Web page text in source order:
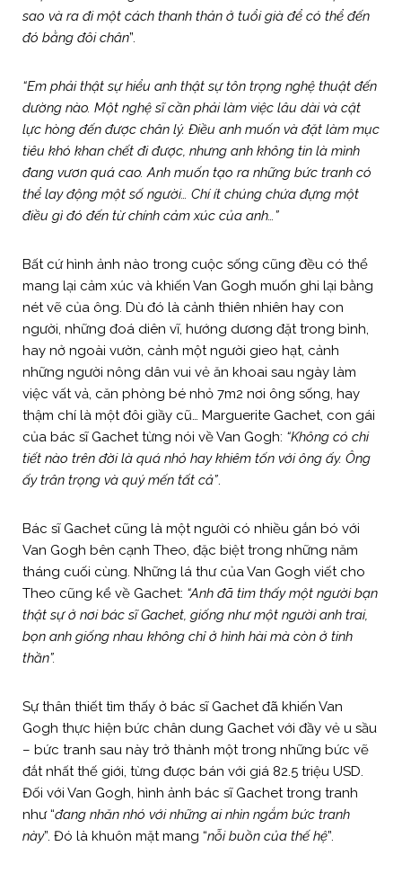
sao và ra đi một cách thanh thản ở tuổi già để có thể đến
đó bằng đôi chân”.
“Em phải thật sự hiểu anh thật sự tôn trọng nghệ thuật đến
dường nào. Một nghệ sĩ cần phải làm việc lâu dài và cật
lực hòng đến được chân lý. Điều anh muốn và đặt làm mục
tiêu khó khan chết đi được, nhưng anh không tin là mình
đang vươn quá cao. Anh muốn tạo ra những bức tranh có
thể lay động một số người… Chí ít chúng chứa đựng một
điều gì đó đến từ chính cảm xúc của anh…”
Bất cứ hình ảnh nào trong cuộc sống cũng đều có thể
mang lại cảm xúc và khiến Van Gogh muốn ghi lại bằng
nét vẽ của ông. Dù đó là cảnh thiên nhiên hay con
người, những đoá diên vĩ, hướng dương đặt trong bình,
hay nở ngoài vườn, cảnh một người gieo hạt, cảnh
những người nông dân vui vẻ ăn khoai sau ngày làm
việc vất vả, căn phòng bé nhỏ 7m2 nơi ông sống, hay
thậm chí là một đôi giầy cũ… Marguerite Gachet, con gái
của bác sĩ Gachet từng nói về Van Gogh: “Không có chi
tiết nào trên đời là quá nhỏ hay khiêm tốn với ông ấy. Ông
ấy trân trọng và quý mến tất cả”.
Bác sĩ Gachet cũng là một người có nhiều gắn bó với
Van Gogh bên cạnh Theo, đặc biệt trong những năm
tháng cuối cùng. Những lá thư của Van Gogh viết cho
Theo cũng kể về Gachet: “Anh đã tìm thấy một người bạn
thật sự ở nơi bác sĩ Gachet, giống như một người anh trai,
bọn anh giống nhau không chỉ ở hình hài mà còn ở tinh
thần”.
Sự thân thiết tìm thấy ở bác sĩ Gachet đã khiến Van
Gogh thực hiện bức chân dung Gachet với đầy vẻ u sầu
– bức tranh sau này trở thành một trong những bức vẽ
đắt nhất thế giới, từng được bán với giá 82.5 triệu USD.
Đối với Van Gogh, hình ảnh bác sĩ Gachet trong tranh
như “đang nhăn nhó với những ai nhìn ngắm bức tranh
này”. Đó là khuôn mặt mang “nỗi buồn của thế hệ”.